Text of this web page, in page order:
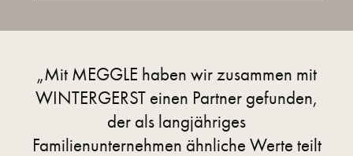
„Mit MEGGLE haben wir zusammen mit
WINTERGERST einen Partner gefunden,
der als langjähriges
Familienunternehmen ähnliche Werte teilt